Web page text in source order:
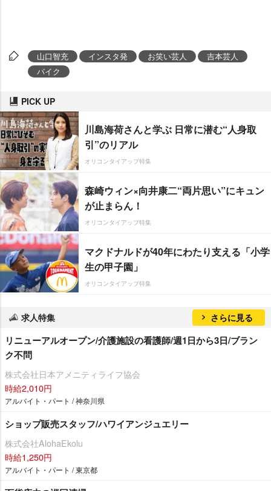
山口智充 インスタ発 お笑い芸人
吉本芸人
バイク
PICK UP
川島海荷さんと学ぶ 日常に潜む“人身取
引”のリアル
オリコンタイアップ特集
森崎ウィン×向井康二“両片思い”にキュン
が止まらん！
オリコンタイアップ特集
マクドナルドが40年にわたり支える「小学
生の甲子園」
オリコンタイアップ特集
求人特集 さらに見る
リニューアルオープン/介護施設の看護師/週1日から3日/ブラン
ク不問
株式会社日本アメニティライフ協会
時給2,010円
アルバイト・パート / 神奈川県
ショップ販売スタッフ/ハワイアンジュエリー
株式会社AlohaEkolu
時給1,250円
アルバイト・パート / 東京都